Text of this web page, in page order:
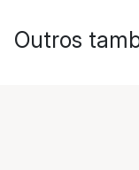
Outros